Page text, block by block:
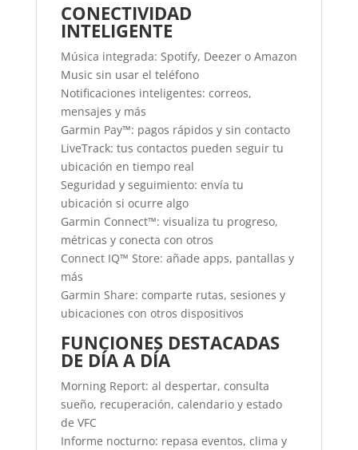
CONECTIVIDAD
INTELIGENTE
Música integrada: Spotify, Deezer o Amazon
Music sin usar el teléfono
Notificaciones inteligentes: correos,
mensajes y más
Garmin Pay™: pagos rápidos y sin contacto
LiveTrack: tus contactos pueden seguir tu
ubicación en tiempo real
Seguridad y seguimiento: envía tu
ubicación si ocurre algo
Garmin Connect™: visualiza tu progreso,
métricas y conecta con otros
Connect IQ™ Store: añade apps, pantallas y
más
Garmin Share: comparte rutas, sesiones y
ubicaciones con otros dispositivos
FUNCIONES DESTACADAS
DE DÍA A DÍA
Morning Report: al despertar, consulta
sueño, recuperación, calendario y estado
de VFC
Informe nocturno: repasa eventos, clima y